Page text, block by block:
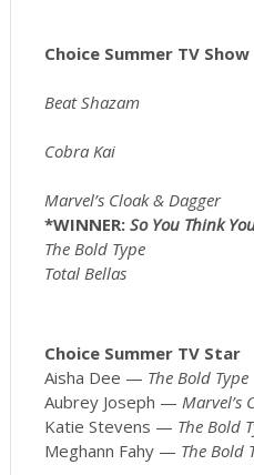
Choice Summer TV Show
Beat Shazam
Cobra Kai
Marvel’s Cloak & Dagger
*WINNER:So You Think
The Bold Type
Total Bellas
Choice Summer TV Star
Aisha Dee — The Bold Type
Aubrey Joseph — Marvel’s
Katie Stevens — The Bold
Meghann Fahy — The Bold